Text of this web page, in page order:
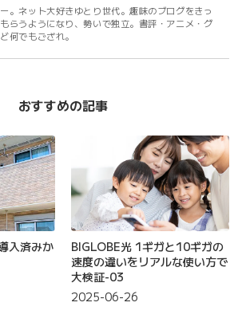
。ネット大好きゆとり世代。趣味のブログをきっ
らうようになり、勢いで独立。書評・アニメ・グ
何でもござれ。
おすすめの記事
入済みか
BIGLOBE光 1ギガと10ギガの
速度の違いをリアルな使い方で
大検証-03
2025-06-26